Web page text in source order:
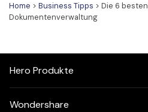
Home > Business Tipps > Die 6
Dokumentenverwaltung
Hero Produkte
Wondershare